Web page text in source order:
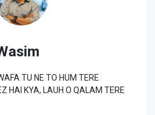
HAI KYA, LAUH O QALAM TERE